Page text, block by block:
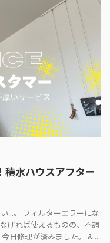
積水ハウスアフター
...。 フィルターエラーにな
げれば使えるものの、不調
日修理が済みました。 & ...